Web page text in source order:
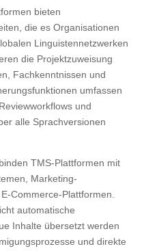
bieten
die es Organisationen
Linguistennetzwerken
die Projektzuweisung
Fachkenntnissen und
umfassen
und
alle Sprachversionen
TMS-Plattformen mit
Marketing-
Commerce-Plattformen.
automatische
Inhalte übersetzt werden
und direkte